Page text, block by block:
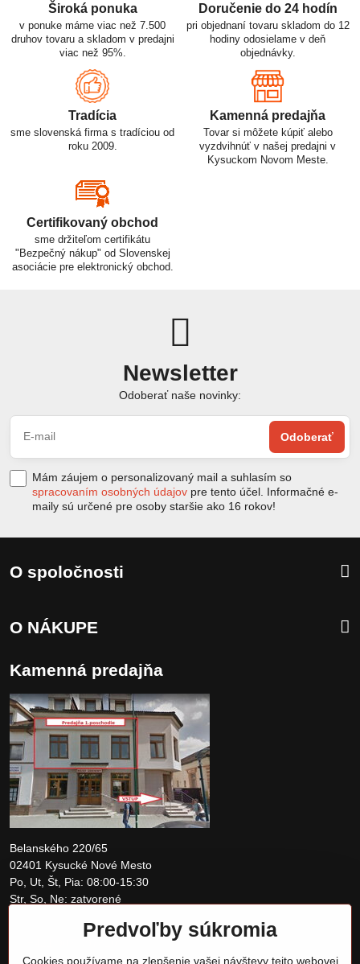
Široká ponuka
v ponuke máme viac než 7.500
druhov tovaru a skladom v predajni
viac než 95%.
Doručenie do 24 hodín
pri objednaní tovaru skladom do 12
hodiny odosielame v deň
objednávky.
Tradícia
sme slovenská firma s tradíciou od
roku 2009.
Kamenná predajňa
Tovar si môžete kúpiť alebo
vyzdvihnúť v našej predajni v
Kysuckom Novom Meste.
Certifikovaný obchod
sme držiteľom certifikátu
"Bezpečný nákup" od Slovenskej
asociácie pre elektronický obchod.
Newsletter
Odoberať naše novinky:
Odoberať
Mám záujem o personalizovaný mail a suhlasím so
spracovaním osobných údajov pre tento účel. Informačné e-
maily sú určené pre osoby staršie ako 16 rokov!
O spoločnosti
O NÁKUPE
Kamenná predajňa
Belanského 220/65
02401 Kysucké Nové Mesto
Po, Ut, Št, Pia: 08:00-15:30
Str, So, Ne: zatvorené
Predvoľby súkromia
Cookies používame na zlepšenie vašej návštevy tejto webovej